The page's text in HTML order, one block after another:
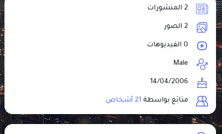
2 المنشورات
2 الصور
0 الفيديوهات
Male
14/04/2006
متابَع بواسطة 21 أشخاص